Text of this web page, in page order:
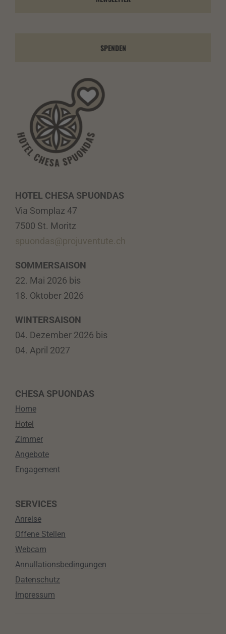
SPENDEN
HOTEL CHESA SPUONDAS
Via Somplaz 47
7500 St. Moritz
spuondas@projuventute.ch
SOMMERSAISON
22. Mai 2026 bis
18. Oktober 2026
WINTERSAISON
04. Dezember 2026 bis
04. April 2027
CHESA SPUONDAS
Home
Hotel
Zimmer
Angebote
Engagement
SERVICES
Anreise
Offene Stellen
Webcam
Annullationsbedingungen
Datenschutz
Impressum